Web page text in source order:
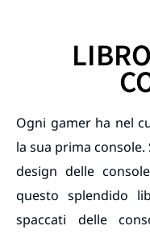
Ogni gamer ha nel
la sua prima
design delle
questo splendido
spaccati delle